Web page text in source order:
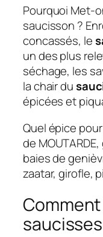
Pourquoi Met-
saucisson ?
concassés, le
un des plus
séchage, les
la chair du
épicées et
Quel épice
de
baies de
zaatar, girofle,